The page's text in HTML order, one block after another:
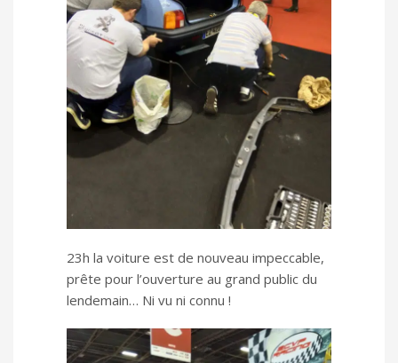
23h la voiture est de nouveau impeccable,
prête pour l’ouverture au grand public du
lendemain… Ni vu ni connu !